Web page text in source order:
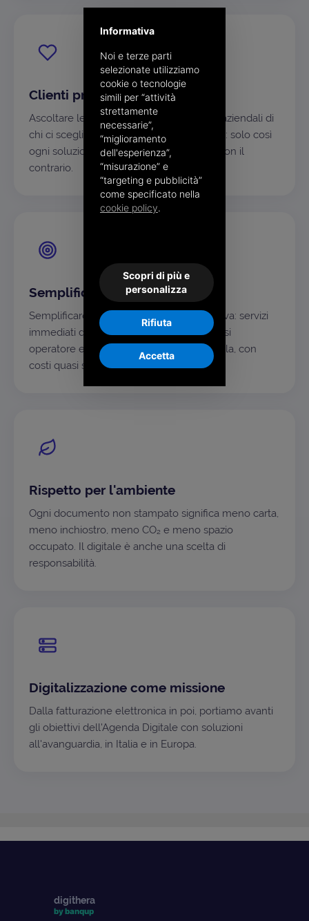
Clienti prima di tutto
Ascoltare le esigenze e capire i processi aziendali di
chi ci sceglie è il nostro punto di partenza: solo così
ogni soluzione si adatta al singolo caso, non il
contrario.
Semplificare, sempre
Semplificare è la nostra ossessione positiva: servizi
immediati da usare, alla portata di qualsiasi
operatore e sostenibili anche su larga scala, con
costi quasi solo variabili.
Rispetto per l'ambiente
Ogni documento non stampato significa meno carta,
meno inchiostro, meno CO₂ e meno spazio
occupato. Il digitale è anche una scelta di
responsabilità.
Digitalizzazione come missione
Dalla fatturazione elettronica in poi, portiamo avanti
gli obiettivi dell'Agenda Digitale con soluzioni
all'avanguardia, in Italia e in Europa.
digithera
by banqup
Informativa
Noi e terze parti
selezionate utilizziamo
cookie o tecnologie
simili per “attività
strettamente
necessarie”,
“miglioramento
dell'esperienza”,
“misurazione” e
“targeting e pubblicità”
come specificato nella
cookie policy.
Scopri di più e
personalizza
Rifiuta
Accetta